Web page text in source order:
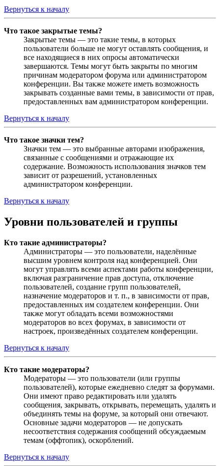
Вернуться к началу
Что такое закрытые темы?
Закрытые темы — это такие темы, в которых
пользователи больше не могут оставлять сообщения, и
все находящиеся в них опросы автоматически
завершаются. Темы могут быть закрыты по многим
причинам модератором форума или администратором
конференции. Вы также можете иметь возможность
закрывать созданные вами темы, в зависимости от прав,
предоставленных вам администратором конференции.
Вернуться к началу
Что такое значки тем?
Значки тем — это выбранные авторами изображения,
связанные с сообщениями и отражающие их
содержание. Возможность использования значков тем
зависит от разрешений, установленных
администратором конференции.
Вернуться к началу
Уровни пользователей и группы
Кто такие администраторы?
Администраторы — это пользователи, наделённые
высшим уровнем контроля над конференцией. Они
могут управлять всеми аспектами работы конференции,
включая разграничение прав доступа, отключение
пользователей, создание групп пользователей,
назначение модераторов и т. п., в зависимости от прав,
предоставленных им создателем конференции. Они
также могут обладать всеми возможностями
модераторов во всех форумах, в зависимости от
настроек, произведённых создателем конференции.
Вернуться к началу
Кто такие модераторы?
Модераторы — это пользователи (или группы
пользователей), которые ежедневно следят за форумами.
Они имеют право редактировать или удалять
сообщения, закрывать, открывать, перемещать, удалять и
объединять темы на форуме, за который они отвечают.
Основные задачи модераторов — не допускать
несоответствия содержания сообщений обсуждаемым
темам (оффтопик), оскорблений.
Вернуться к началу